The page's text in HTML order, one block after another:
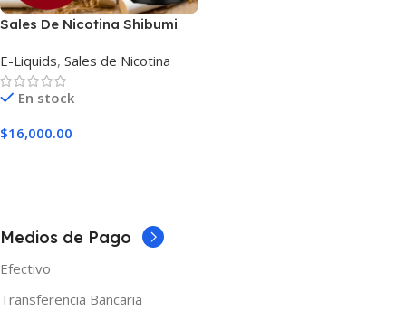
Sales De Nicotina Shibumi
E-Liquids, Sales de Nicotina
En stock
$16,000.00
Medios de Pago
Efectivo
Transferencia Bancaria